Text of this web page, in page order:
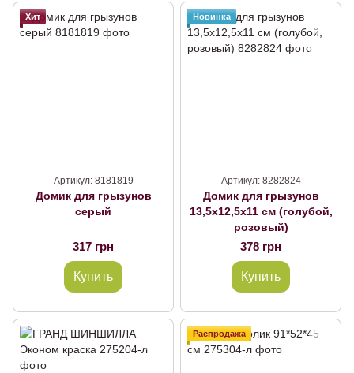
Хит
Артикул: 8181819
Домик для грызунов
серый
317 грн
Купить
Новинка
Артикул: 8282824
Домик для грызунов
13,5х12,5х11 см (голубой,
розовый)
378 грн
Купить
Распродажа